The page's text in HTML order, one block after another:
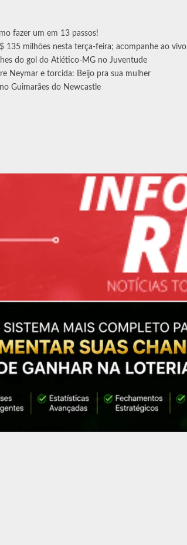
fazer um em 13 passos!
135 milhões nesta terça-feira; acompanhe ao vivo
do gol do Atlético-MG no Juventude
Neymar e torcida: Beijo pra sua mulher
Guimarães do Newcastle